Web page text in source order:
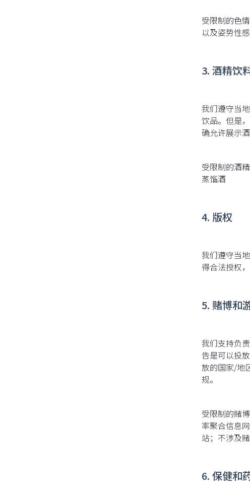
受限制的色
以及姿势性
3. 酒精饮
我们遵守当
饮品。但是
确允许展示
受限制的酒
蒸馏酒
4. 版权
我们遵守当
得合法授权
5. 赌博和
我们支持负
告是可以投
放的国家/地
规。
受限制的赌
率聚合信息
站；不涉及
6. 保健和